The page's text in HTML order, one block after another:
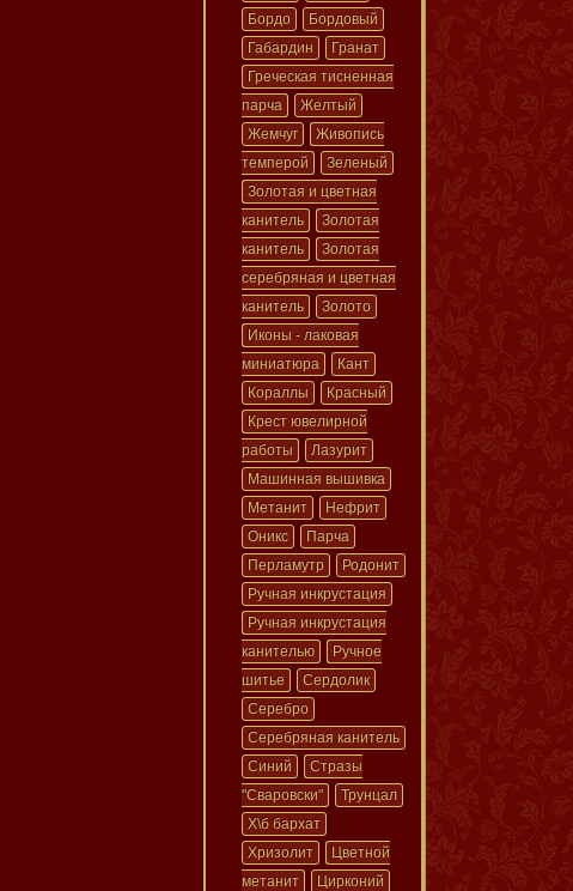
Бордо
Бордовый
Габардин
Гранат
Греческая тисненная
парча
Желтый
Жемчуг
Живопись
темперой
Зеленый
Золотая и цветная
канитель
Золотая
канитель
Золотая
серебряная и цветная
канитель
Золото
Иконы - лаковая
миниатюра
Кант
Кораллы
Красный
Крест ювелирной
работы
Лазурит
Машинная вышивка
Метанит
Нефрит
Оникс
Парча
Перламутр
Родонит
Ручная инкрустация
Ручная инкрустация
канителью
Ручное
шитье
Сердолик
Серебро
Серебряная канитель
Синий
Стразы
"Сваровски"
Трунцал
Х\б бархат
Хризолит
Цветной
метанит
Цирконий